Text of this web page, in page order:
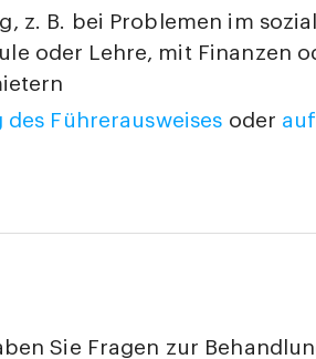
z. B. bei Problemen im
oder Lehre, mit Finanzen
des Führerausweises oder auf
Sie Fragen zur